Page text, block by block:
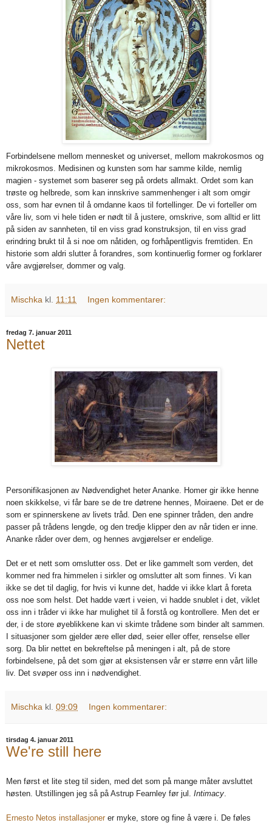
Forbindelsene mellom mennesket og universet, mellom makrokosmos og
mikrokosmos. Medisinen og kunsten som har samme kilde, nemlig
magien - systemet som baserer seg på ordets allmakt. Ordet som kan
trøste og helbrede, som kan innskrive sammenhenger i alt som omgir
oss, som har evnen til å omdanne kaos til fortellinger. De vi forteller om
våre liv, som vi hele tiden er nødt til å justere, omskrive, som alltid er litt
på siden av sannheten, til en viss grad konstruksjon, til en viss grad
erindring brukt til å si noe om nåtiden, og forhåpentligvis fremtiden. En
historie som aldri slutter å forandres, som kontinuerlig former og forklarer
våre avgjørelser, dommer og valg.
Mischka kl. 11:11 Ingen kommentarer:
fredag 7. januar 2011
Nettet
Personifikasjonen av Nødvendighet heter Ananke. Homer gir ikke henne
noen skikkelse, vi får bare se de tre døtrene hennes, Moiraene. Det er de
som er spinnerskene av livets tråd. Den ene spinner tråden, den andre
passer på trådens lengde, og den tredje klipper den av når tiden er inne.
Ananke råder over dem, og hennes avgjørelser er endelige.
Det er et nett som omslutter oss. Det er like gammelt som verden, det
kommer ned fra himmelen i sirkler og omslutter alt som finnes. Vi kan
ikke se det til daglig, for hvis vi kunne det, hadde vi ikke klart å foreta
oss noe som helst. Det hadde vært i veien, vi hadde snublet i det, viklet
oss inn i tråder vi ikke har mulighet til å forstå og kontrollere. Men det er
der, i de store øyeblikkene kan vi skimte trådene som binder alt sammen.
I situasjoner som gjelder ære eller død, seier eller offer, renselse eller
sorg. Da blir nettet en bekreftelse på meningen i alt, på de store
forbindelsene, på det som gjør at eksistensen vår er større enn vårt lille
liv. Det svøper oss inn i nødvendighet.
Mischka kl. 09:09 Ingen kommentarer:
tirsdag 4. januar 2011
We're still here
Men først et lite steg til siden, med det som på mange måter avsluttet
høsten. Utstillingen jeg så på Astrup Fearnley før jul. Intimacy
Ernesto Netos installasjoner er myke, store og fine å være i. De føles